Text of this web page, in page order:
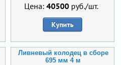
Цена: 40500 руб./шт.
Купить
Ливневый колодец в сборе
695 мм 4 м